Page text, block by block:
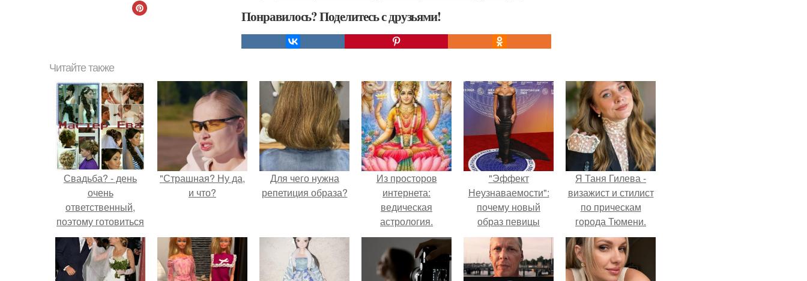
Понравилось? Поделитесь с друзьями!
Читайте также
Свадьба? - день
очень
ответственный,
поэтому готовиться
к нему надо
заранее.
"Страшная? Ну да,
и что?
Для чего нужна
репетиция образа?
Из просторов
интернета:
ведическая
астрология.
"Эффект
Неузнаваемости":
почему новый
образ певицы
вызвал споры о
гранях
возможного?
Я Таня Гилева -
визажист и стилист
по прическам
города Тюмени.